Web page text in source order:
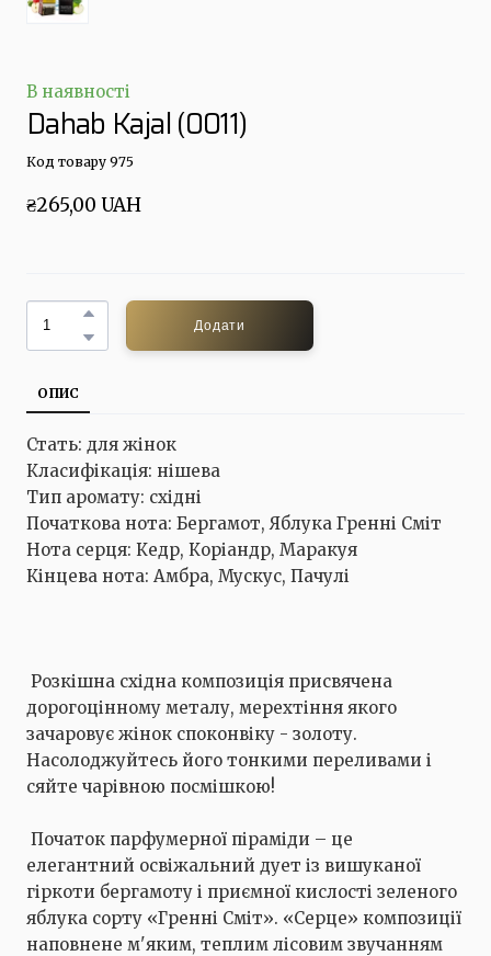
В наявності
Dahab Kajal(0011)
Код товару 975
₴265,00 UAH
Додати
ОПИС
Стать: для жінок
Класифікація: нішева
Тип аромату: східні
Початкова нота: Бергамот, Яблука Гренні Сміт
Нота серця: Кедр, Коріандр, Маракуя
Кінцева нота: Амбра, Мускус, Пачулі
Розкішна східна композиція присвячена
дорогоцінному металу, мерехтіння якого
зачаровує жінок споконвіку - золоту.
Насолоджуйтесь його тонкими переливами і
сяйте чарівною посмішкою!
Початок парфумерної піраміди – це
елегантний освіжальний дует із вишуканої
гіркоти бергамоту і приємної кислості зеленого
яблука сорту «Гренні Сміт». «Серце» композиції
наповнене м'яким, теплим лісовим звучанням